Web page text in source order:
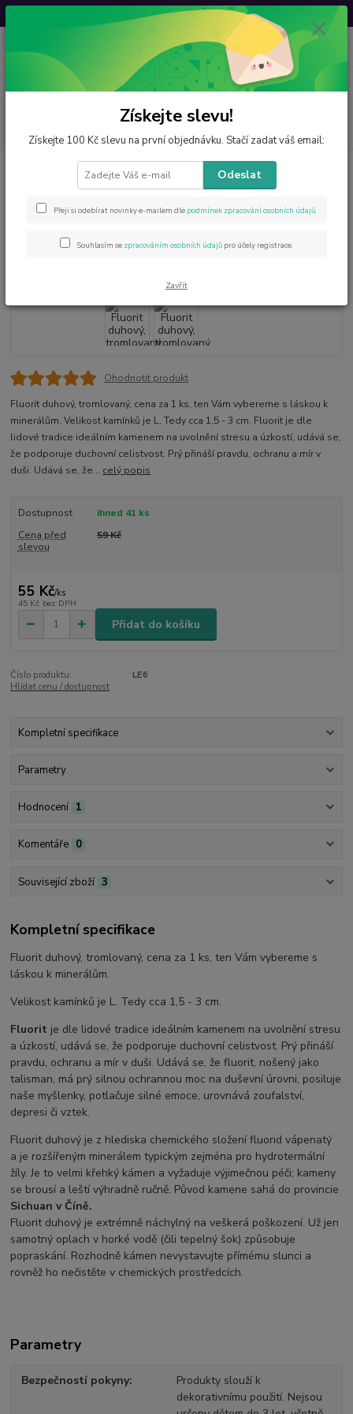
Svatovavřinecká sleva: 20 % s kódemVAVRINEC20
Menu
CZK 0
za
Minerály od A do Z
Fluorit duhový, tromlovaný v AA
Fluorit duhový, tromlovaný v AA
kvalitě
- 7 %
Ohodnotit produkt
Fluorit duhový, tromlovaný, cena za 1 ks, ten Vám vybereme s láskou k
minerálům. Velikost kamínků je L. Tedy cca 1,5 - 3 cm. Fluorit je dle
lidové tradice ideálním kamenem na uvolnění stresu a úzkostí, udává se,
že podporuje duchovní celistvost. Prý přináší pravdu, ochranu a mír v
duši. Udává se, že... celý popis
Dostupnost
ihned 41 ks
Cena před
slevou
59 Kč
55 Kč/ks
45 Kč bez DPH
Přidat do košíku
Číslo produktu:
LE6
Hlídat cenu / dostupnost
Kompletní specifikace
Parametry
Hodnocení 1
Komentáře 0
Související zboží 3
Kompletní specifikace
Fluorit duhový, tromlovaný, cena za 1 ks, ten Vám vybereme s
láskou k minerálům.
Velikost kamínků je L. Tedy cca 1,5 - 3 cm.
Fluorit je dle lidové tradice ideálním kamenem na uvolnění stresu
a úzkostí, udává se, že podporuje duchovní celistvost. Prý přináší
pravdu, ochranu a mír v duši. Udává se, že fluorit, nošený jako
talisman, má prý silnou ochrannou moc na duševní úrovni, posiluje
naše myšlenky, potlačuje silné emoce, urovnává zoufalství,
depresi či vztek.
Fluorit duhový je z hlediska chemického složení fluorid vápenatý
a je rozšířeným minerálem typickým zejména pro hydrotermální
žíly. Je to velmi křehký kámen a vyžaduje výjimečnou péči; kameny
se brousí a leští výhradně ručně. Původ kamene sahá do provincie
Sichuan v Číně.
Fluorit duhový je extrémně náchylný na veškerá poškození. Už jen
samotný oplach v horké vodě (čili tepelný šok) způsobuje
popraskání. Rozhodně kámen nevystavujte přímému slunci a
rovněž ho nečistěte v chemických prostředcích.
Parametry
Bezpečností pokyny
Produkty slouží k
dekorativnímu použití. Nejsou
Získejte slevu!
Získejte 100 Kč slevu na první objednávku. Stačí zadat váš email:
Odeslat
Přeji si odebírat novinky e-mailem dle podmínek zpracování osobních údajů.
Souhlasím se zpracováním osobních údajů pro účely registrace.
Zavřít